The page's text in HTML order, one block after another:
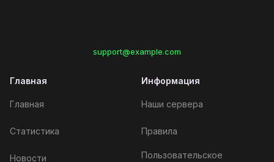
support@example.com
Главная
Главная
Статистика
Новости
Информация
Наши сервера
Правила
Пользовательское